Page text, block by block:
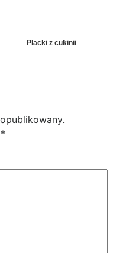
Placki z cukinii
*